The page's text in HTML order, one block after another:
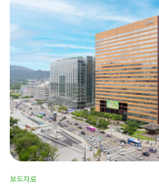
보도자료